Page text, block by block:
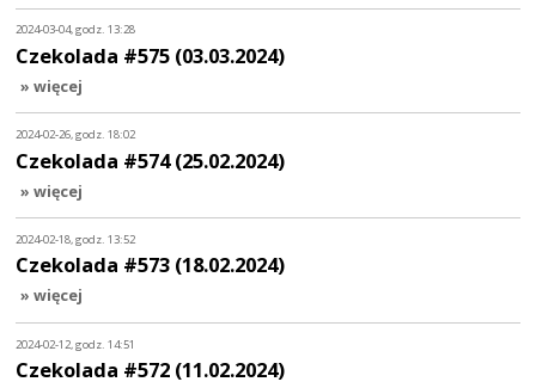
2024-03-04, godz. 13:28
Czekolada #575 (03.03.2024)
» więcej
2024-02-26, godz. 18:02
Czekolada #574 (25.02.2024)
» więcej
2024-02-18, godz. 13:52
Czekolada #573 (18.02.2024)
» więcej
2024-02-12, godz. 14:51
Czekolada #572 (11.02.2024)